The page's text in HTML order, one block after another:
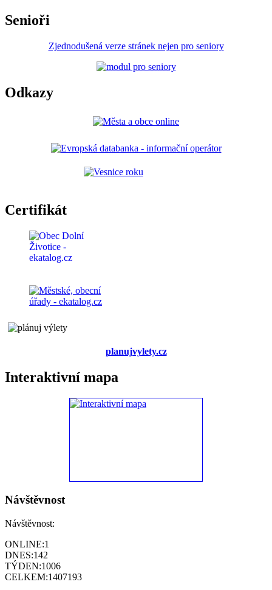
Senioři
Zjednodušená verze stránek nejen pro seniory
Odkazy
Certifikát
planujvylety.cz
Interaktivní mapa
Návštěvnost
Návštěvnost:
ONLINE:1
DNES:142
TÝDEN:1006
CELKEM:1407193